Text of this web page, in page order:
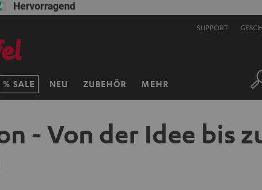
SUPPORT
SALE NEU ZUBEHÖR MEHR
- Von der Idee bis